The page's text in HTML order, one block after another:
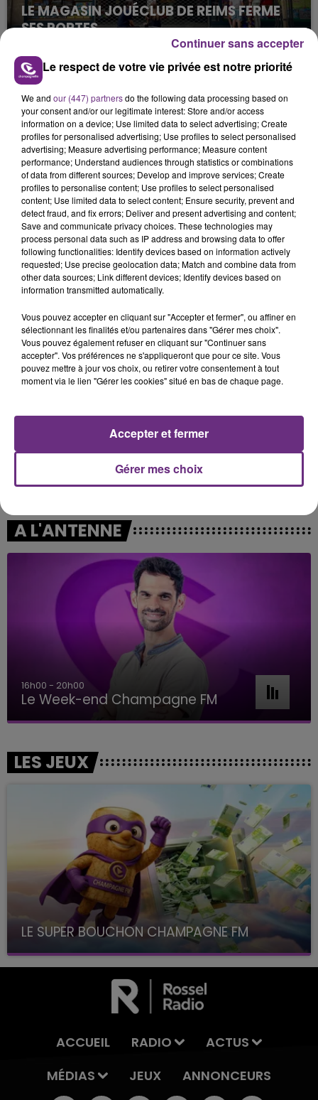
LE MAGASIN JOUÉCLUB DE REIMS FERME
SES PORTES
C'était l'une des institutions du centre-ville
rémois. Le magasin JouéClub est contraint de
fermer ses portes.
TITRES DIFFUSÉS
16h40
16h40
OFENBACH & STARSAILOR
Four To The Floor
16h37
16h37
JECK & CARLA
16h35
16h35
SHAKIRA FEAT. BURNA BOY
Dai Dai
16h28
16h28
CHRISTOPHE WILLEM
Systaime
A L'ANTENNE
16h00 - 20h00
Le Week-end Champagne FM
LES JEUX
LE SUPER BOUCHON CHAMPAGNE FM
avec La Famille Champagne FM, à 8H10
ACCUEIL RADIO
ACTUS
MÉDIAS
JEUX ANNONCEURS
Le respect de votre vie privée est notre priorité
We and our (447) partnersdo the following data processing based on
your consent and/or our legitimate interest: Store and/or access
information on a device; Use limited data to select advertising; Create
profiles for personalised advertising; Use profiles to select personalised
advertising; Measure advertising performance; Measure content
performance; Understand audiences through statistics or combinations
of data from different sources; Develop and improve services; Create
profiles to personalise content; Use profiles to select personalised
content; Use limited data to select content; Ensure security, prevent and
detect fraud, and fix errors; Deliver and present advertising and content;
Save and communicate privacy choices. These technologies may
process personal data such as IP address and browsing data to offer
following functionalities: Identify devices based on information actively
requested; Use precise geolocation data; Match and combine data from
other data sources; Link different devices; Identify devices based on
information transmitted automatically.
Vous pouvez accepter en cliquant sur "Accepter et fermer", ou affiner en
sélectionnant les finalités et/ou partenaires dans "Gérer mes choix".
Vous pouvez également refuser en cliquant sur "Continuer sans
accepter". Vos préférences ne s'appliqueront que pour ce site. Vous
pouvez mettre à jour vos choix, ou retirer votre consentement à tout
moment via le lien "Gérer les cookies" situé en bas de chaque page.
Gérer mes choix
Accepter et fermer
Continuer sans accepter